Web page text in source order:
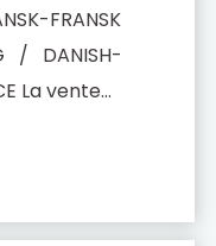
FRANSK
/ DANISH-
La vente
d’une
prêt par